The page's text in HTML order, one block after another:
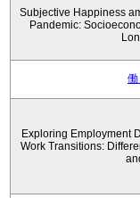
Subjective Happiness
Pandemic:
Exploring Employment
Work Transitions: